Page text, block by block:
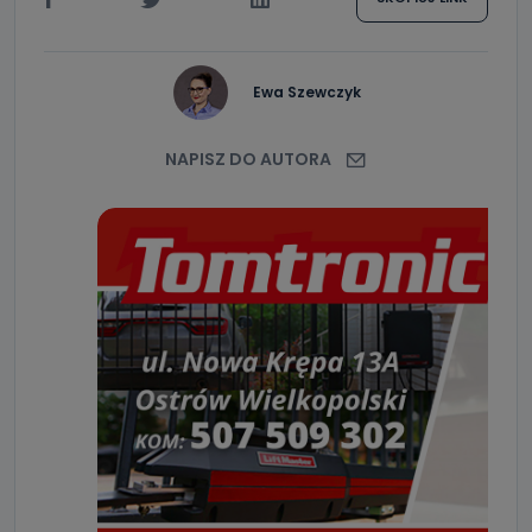
Ostrów Wielkopolski (63-400) przy ul. Wolności 19 nie
procesach zautomatyzowanego profilowania.
Co mogą Państwo zrobić z
Pro-Art z siedzibą w miejscowości Ostrów Wielkopolski (63-
400) przy ul. Wolności 19 dostępu do danych osobowych
dotyczących Państwa oraz uzyskania ich kopii, a także
żądania ich sprostowania, usunięcia danych,
ograniczenia ich przetwarzania oraz prawo wniesienia
sprzeciwu wobec ich przetwarzania.
Do kiedy Państwa dane osobowe będą
przechowywane?
Do czasu wycofania zgody lub, jeśli dane będą
przetwarzane na podstawie prawnie uzasadnionego celu
administratora – do momentu wniesienia sprzeciwu.
Jakie dane osobowe przetwarzamy?
Przetwarzane kategorie Państwa danych osobowych to
Ewa Szewczyk
NAPISZ DO AUTORA